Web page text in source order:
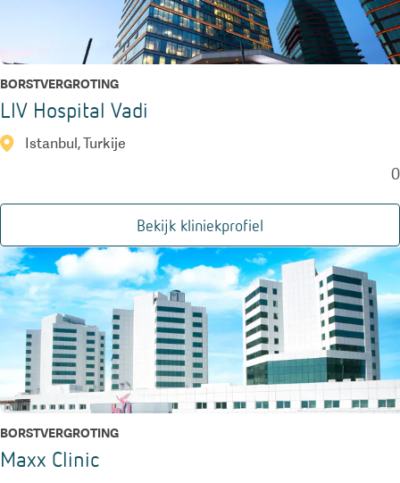
BORSTVERGROTING
LIV Hospital Vadi
Istanbul, Turkije
0
Bekijk kliniekprofiel
BORSTVERGROTING
Maxx Clinic